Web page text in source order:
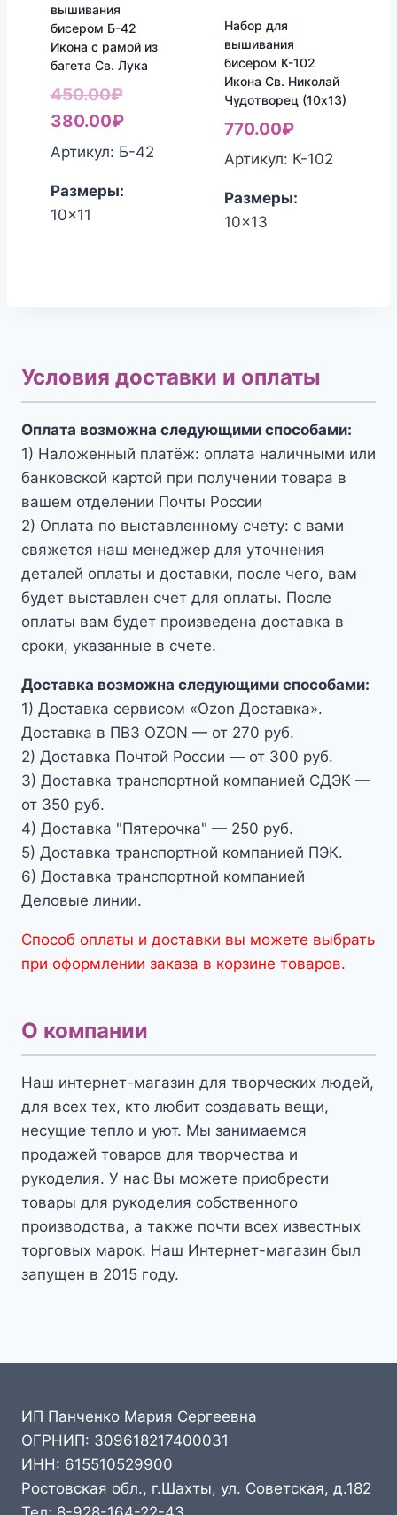
вышивания
бисером Б-42
Икона с рамой из
багета Св. Лука
450.00₽Первоначальная
цена
составляла
380.00₽Текущая
цена:
Артикул: Б-42
Размеры:
10x11
Набор для
вышивания
бисером К-102
Икона Св. Николай
Чудотворец (10х13)
770.00₽
Артикул: К-102
Размеры:
10x13
Условия доставки и оплаты
Оплата возможна следующими способами:
1) Наложенный платёж: оплата наличными или
банковской картой при получении товара в
вашем отделении Почты России
2) Оплата по выставленному счету: с вами
свяжется наш менеджер для уточнения
деталей оплаты и доставки, после чего, вам
будет выставлен счет для оплаты. После
оплаты вам будет произведена доставка в
сроки, указанные в счете.
Доставка возможна следующими способами:
1) Доставка сервисом «Ozon Доставка».
Доставка в ПВЗ OZON — от 270 руб.
2) Доставка Почтой России — от 300 руб.
3) Доставка транспортной компанией СДЭК —
от 350 руб.
4) Доставка "Пятерочка" — 250 руб.
5) Доставка транспортной компанией ПЭК.
6) Доставка транспортной компанией
Деловые линии.
Способ оплаты и доставки вы можете выбрать
при оформлении заказа в корзине товаров.
О компании
Наш интернет-магазин для творческих людей,
для всех тех, кто любит создавать вещи,
несущие тепло и уют. Мы занимаемся
продажей товаров для творчества и
рукоделия. У нас Вы можете приобрести
товары для рукоделия собственного
производства, а также почти всех известных
торговых марок. Наш Интернет-магазин был
запущен в 2015 году.
ИП Панченко Мария Сергеевна
ОГРНИП: 309618217400031
ИНН: 615510529900
Ростовская обл., г.Шахты, ул. Советская, д.182